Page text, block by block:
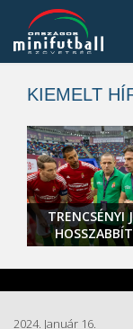
KIEMELT
TRENCSÉNYI
2024. Január 16.